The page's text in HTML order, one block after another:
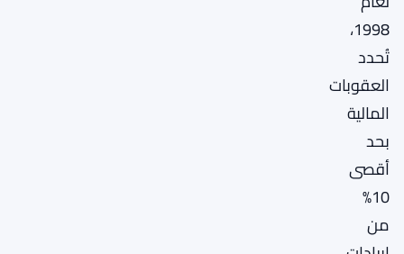
1998،
تُحدد
العقوبات
المالية
بحد
أقصى
10%
من